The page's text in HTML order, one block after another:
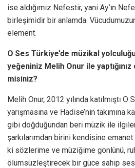
ise aldığımız Nefestir, yani Ay’ın
birleşimidir bir anlamda.
element.
O Ses Türkiye’de müzikal
yeğeniniz Melih Onur ile
misiniz?
Melih Onur, 2012 yılında katılmıştı O
yarışmasına ve Hadise’nin takımına
gibi doğduğundan beri müzik ile
şarkılarımdan birini kendisine
ki sözlerime ve müziğime gönlünü,
ölümsüzleştirecek bir güce sahip